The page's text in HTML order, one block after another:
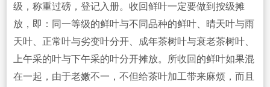
级，称重过磅，登记入册。收回鲜叶一定要做到按级摊
放，即：同一等级的鲜叶与不同品种的鲜叶、晴天叶与雨
天叶、正常叶与劣变叶分开、成年茶树叶与衰老茶树叶、
上午采的叶与下午采的叶分开摊放。所收回的鲜叶如果混
在一起，由于老嫩不一，不但给茶叶加工带来麻烦，而且